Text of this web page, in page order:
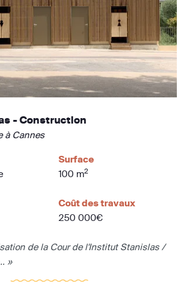
- Construction
à Cannes
Surface
100 m2
Coût des travaux
250 000€
de la Cour de l'Institut Stanislas /
»